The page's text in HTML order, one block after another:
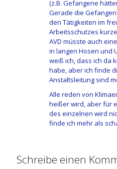
(z.B. Gefangene
Gerade die
den Tätigkeiten im
Arbeitsschutzes
AVD müsste auch
in langen Hosen und
weiß ich, dass ich da
habe, aber ich finde
Anstaltsleitung sind
Alle reden von
heißer wird, aber für
des einzelnen wird
finde ich mehr als
Schreibe einen